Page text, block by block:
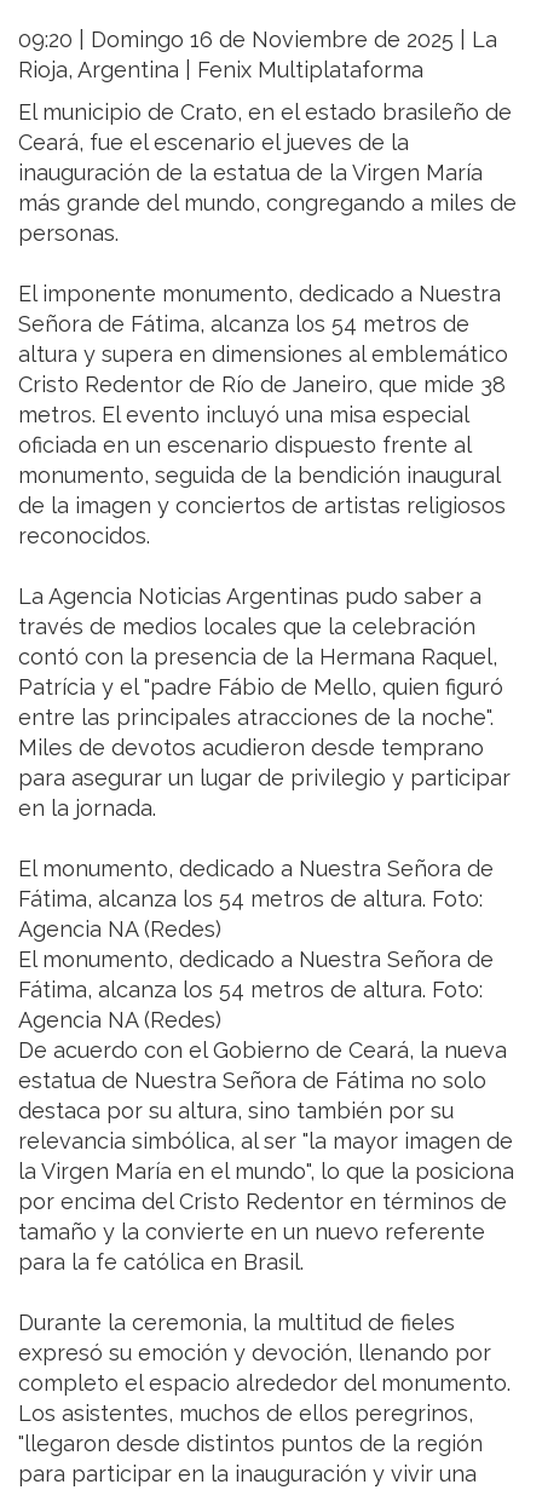
09:20 | Domingo 16 de Noviembre de 2025 | La
Rioja, Argentina | Fenix Multiplataforma
El municipio de Crato, en el estado brasileño de
Ceará, fue el escenario el jueves de la
inauguración de la estatua de la Virgen María
más grande del mundo, congregando a miles de
personas.
El imponente monumento, dedicado a Nuestra
Señora de Fátima, alcanza los 54 metros de
altura y supera en dimensiones al emblemático
Cristo Redentor de Río de Janeiro, que mide 38
metros. El evento incluyó una misa especial
oficiada en un escenario dispuesto frente al
monumento, seguida de la bendición inaugural
de la imagen y conciertos de artistas religiosos
reconocidos.
La Agencia Noticias Argentinas pudo saber a
través de medios locales que la celebración
contó con la presencia de la Hermana Raquel,
Patrícia y el "padre Fábio de Mello, quien figuró
entre las principales atracciones de la noche".
Miles de devotos acudieron desde temprano
para asegurar un lugar de privilegio y participar
en la jornada.
El monumento, dedicado a Nuestra Señora de
Fátima, alcanza los 54 metros de altura. Foto:
Agencia NA (Redes)
El monumento, dedicado a Nuestra Señora de
Fátima, alcanza los 54 metros de altura. Foto:
Agencia NA (Redes)
De acuerdo con el Gobierno de Ceará, la nueva
estatua de Nuestra Señora de Fátima no solo
destaca por su altura, sino también por su
relevancia simbólica, al ser "la mayor imagen de
la Virgen María en el mundo", lo que la posiciona
por encima del Cristo Redentor en términos de
tamaño y la convierte en un nuevo referente
para la fe católica en Brasil.
Durante la ceremonia, la multitud de fieles
expresó su emoción y devoción, llenando por
completo el espacio alrededor del monumento.
Los asistentes, muchos de ellos peregrinos,
"llegaron desde distintos puntos de la región
para participar en la inauguración y vivir una